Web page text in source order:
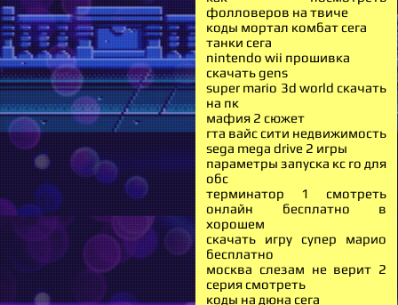
фолловеров на твиче
коды мортал комбат сега
танки сега
nintendo wii прошивка
скачать gens
super mario 3d world скачать
на пк
мафия 2 сюжет
гта вайс сити недвижимость
sega mega drive 2 игры
параметры запуска кс го для
обс
терминатор 1 смотреть
онлайн бесплатно в
хорошем
скачать игру супер марио
бесплатно
москва слезам не верит 2
серия смотреть
коды на дюна сега